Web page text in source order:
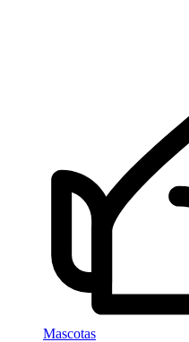
Mascotas